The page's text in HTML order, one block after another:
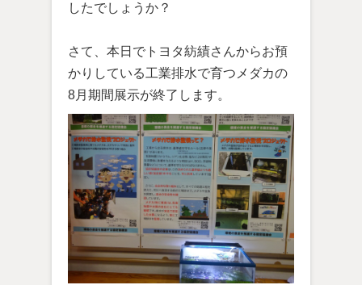
したでしょうか？
さて、本日でトヨタ紡績さんからお預
かりしている工業排水で育つメダカの
8月期間展示が終了します。